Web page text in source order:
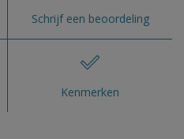
Schrijf een beoordeling
Kenmerken